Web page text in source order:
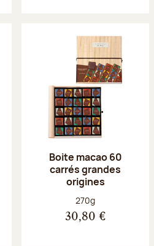
Boite macao 60
carrés grandes
origines
Poids net :
270g
30,80 €